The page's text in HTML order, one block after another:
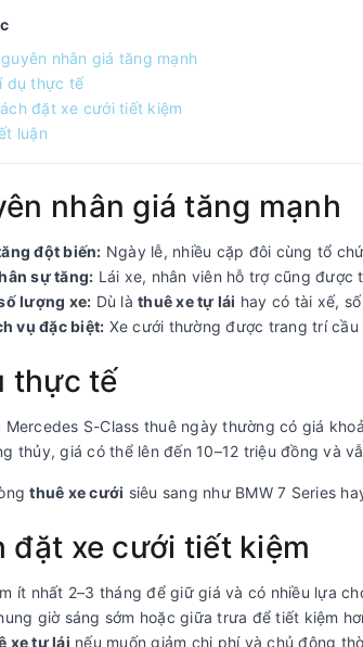
nhân giá tăng mạnh
dụ thực tế
đặt xe cưới tiết kiệm
luận
nhân giá tăng mạnh
đột biến: Ngày lễ, nhiều cặp đôi cùng tổ
sự tăng: Lái xe, nhân viên hỗ trợ cũng
lượng xe: Dù là thuê xe tự lái hay có tài xế,
vụ đặc biệt: Xe cưới thường được trang trí
thực tế
Mercedes S-Class thuê ngày thường có giá
thủy, giá có thể lên đến 10–12 triệu đồng và
thuê xe cưới siêu sang như BMW 7 Series
đặt xe cưới tiết kiệm
ít nhất 2–3 tháng để giữ giá và có nhiều lựa
giờ sáng sớm hoặc giữa trưa để tiết kiệm
xe tự lái nếu muốn giảm chi phí và chủ động